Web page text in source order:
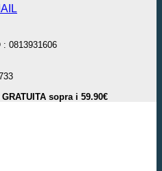
: 0813931606
sopra i 59.90€